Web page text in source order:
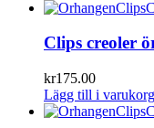
Clips creoler
kr175.00
Lägg till i varukorg